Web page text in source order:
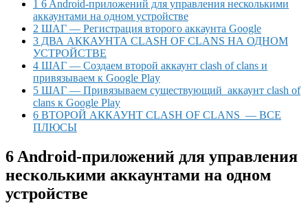
1 6 Android-приложений для управления несколькими
аккаунтами на одном устройстве
2 ШАГ — Регистрация второго аккаунта Google
3 ДВА АККАУНТА CLASH OF CLANS НА ОДНОМ
УСТРОЙСТВЕ
4 ШАГ — Создаем второй аккаунт clash of clans и
привязываем к Google Play
5 ШАГ — Привязываем существующий аккаунт clash of
clans к Google Play
6 ВТОРОЙ АККАУНТ CLASH OF CLANS — ВСЕ
ПЛЮСЫ
6 Android-приложений для управления
несколькими аккаунтами на одном
устройстве